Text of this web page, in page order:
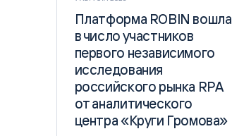
Платформа ROBIN вошла
в число участников
первого независимого
исследования
российского рынка RPA
от аналитического
центра «Круги Громова»
Платформа ROBIN вошла
в число участников
первого независимого
исследования
российского рынка RPA
от аналитического
центра «Круги Громова»